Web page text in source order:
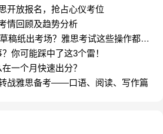
，可以选择一个TED演讲，模
具体方式为：听演讲者说一段
重复他们的话。
部分时，可以参考一些相关话
算时间，你可以在回答中添加
开放报名，抢占心仪考位
情回顾及趋势分析
稿纸出考场？雅思考试这些操作都是
你可能踩中了这3个雷！
一个月快速出分？
战雅思备考——口语、阅读、写作篇